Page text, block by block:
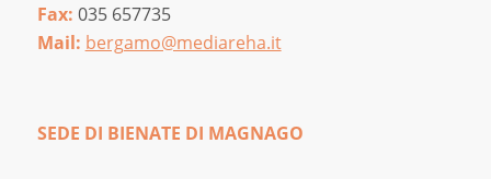
Fax: 035 657735
Mail: bergamo@mediareha.it
SEDE DI BIENATE DI MAGNAGO